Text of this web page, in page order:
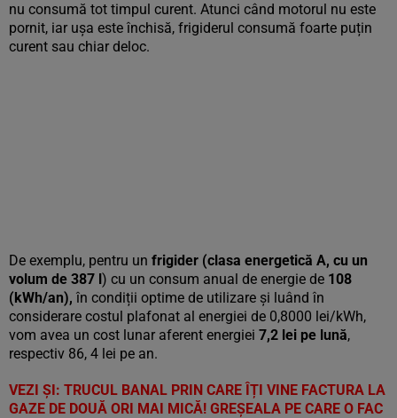
nu consumă tot timpul curent. Atunci când motorul nu este
pornit, iar ușa este închisă, frigiderul consumă foarte puțin
curent sau chiar deloc.
De exemplu, pentru un frigider (clasa energetică A, cu un
volum de 387 l) cu un consum anual de energie de 108
(kWh/an), în condiții optime de utilizare și luând în
considerare costul plafonat al energiei de 0,8000 lei/kWh,
vom avea un cost lunar aferent energiei 7,2 lei pe lună,
respectiv 86, 4 lei pe an.
VEZI ȘI: TRUCUL BANAL PRIN CARE ÎȚI VINE FACTURA LA
GAZE DE DOUĂ ORI MAI MICĂ! GREȘEALA PE CARE O FAC